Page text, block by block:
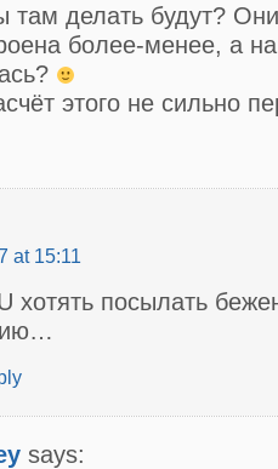
там делать будут?
более-менее, а
этого не сильно
at 15:11
хотять посылать
says: